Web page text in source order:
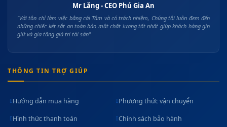
Mr Lăng - CEO Phú Gia An
"Với tôn chỉ làm việc bằng cái Tâm và có trách nhiệm, Chúng tôi luôn đem đến
những chiếc két sắt an toàn bảo mật chất lượng tốt nhất giúp khách hàng gìn
giữ và gia tăng giá trị tài sản"
THÔNG TIN TRỢ GIÚP
Hướng dẫn mua hàng Phương thức vận chuyển
Hình thức thanh toán Chính sách bảo hành